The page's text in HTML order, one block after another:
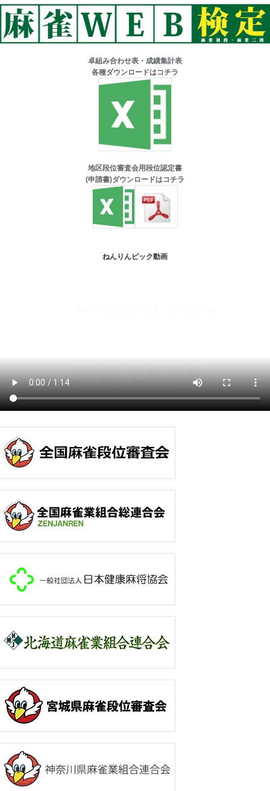
卓組み合わせ表・成績集計表
各種ダウンロードはコチラ
地区段位審査会用段位認定書
(申請書)ダウンロードはコチラ
ねんりんピック動画